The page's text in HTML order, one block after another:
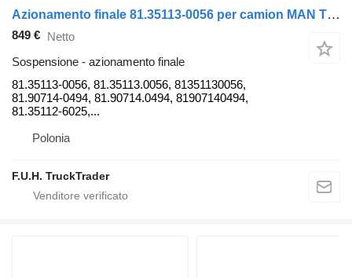
Azionamento finale 81.35113-0056 per camion MAN TGS TGA
849 € Netto
Sospensione - azionamento finale
81.35113-0056, 81.35113.0056, 81351130056,
81.90714-0494, 81.90714.0494, 81907140494,
81.35112-6025,...
Polonia
F.U.H. TruckTrader